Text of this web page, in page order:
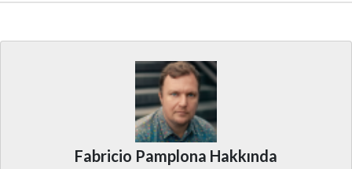
Fabricio Pamplona Hakkında